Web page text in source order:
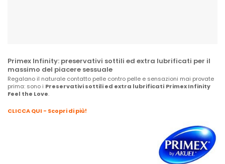
Primex Infinity: preservativi sottili ed extra lubrificati per il
massimo del piacere sessuale
Regalano il naturale contatto pelle contro pelle e sensazioni mai provate
prima: sono i Preservativi sottili ed extra lubrificati Primex Infinity
Feel the Love.
CLICCA QUI - Scopri di più!